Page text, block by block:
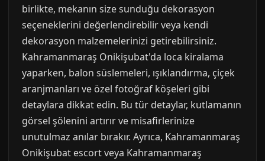
birlikte, mekanın size sunduğu dekorasyon
seçeneklerini değerlendirebilir veya kendi
dekorasyon malzemelerinizi getirebilirsiniz.
Kahramanmaraş Onikişubat'da loca kiralama
yaparken, balon süslemeleri, ışıklandırma, çiçek
aranjmanları ve özel fotoğraf köşeleri gibi
detaylara dikkat edin. Bu tür detaylar, kutlamanın
görsel şölenini artırır ve misafirlerinize
unutulmaz anılar bırakır. Ayrıca, Kahramanmaraş
Onikişubat escort veya Kahramanmaraş